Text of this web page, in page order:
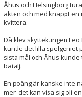
Åhus och Helsingborg
akten och med knappt en
kvittera.
Då klev skyttekungen
kunde det lilla spelgeniet
sista mål och Åhus
batalj.
En poäng är kanske inte
men det kan visa sig bli